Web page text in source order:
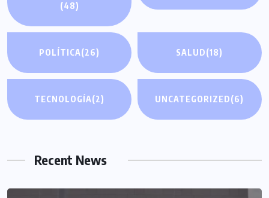
(48)
POLÍTICA(26) SALUD(18)
TECNOLOGÍA(2) UNCATEGORIZED(6)
Recent News